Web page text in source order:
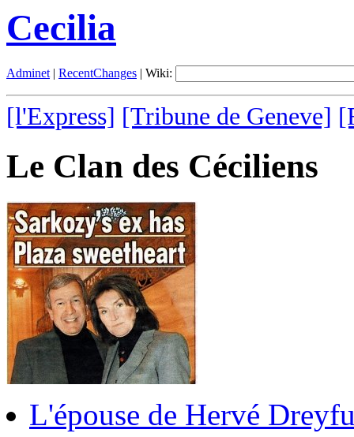
Cecilia
Adminet| RecentChanges | Wiki:
[l'Express] [Tribune de Geneve]
Le Clan des Céciliens
L'épouse de Hervé